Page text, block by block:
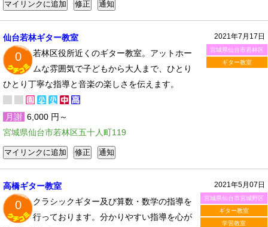
2021年7月17日
宮城県仙台市若林区
ギター教室
仙台若林ギター教室
0
若林区役所近くのギター教室。アットホー
ムな雰囲気で子どもから大人まで、ひとり
ひとり丁寧な指導と音楽の楽しさを伝えます。
月謝 6,000 円～
宮城県仙台市若林区五十人町119
2021年5月07日
宮城県仙台市宮城野区
ギター教室
学習教室
高橋ギター教室
0
クラシックギター及び算数・数学の指導を
行っております。分かりやすい指導を心が